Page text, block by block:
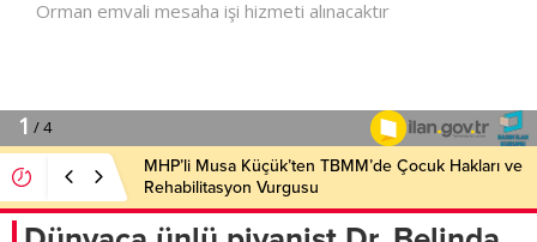
MHP’li Musa Küçük’ten TBMM’de Çocuk Hakları ve
Rehabilitasyon Vurgusu